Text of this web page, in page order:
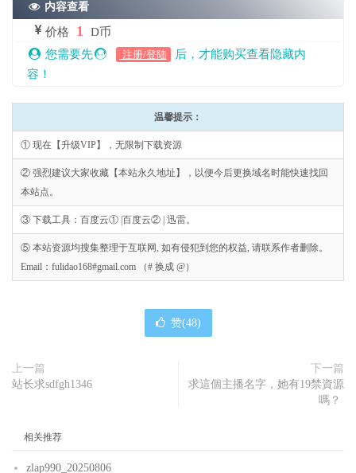
内容查看
价格 1
D币
您需要先
注册/登陆
后，才能购买查看隐藏内
容！
温馨提示：
① 现在【升级VIP】，无限制下载资源
② 强烈建议大家收藏【本站永久地址】，以便今后更换域名时能快速找回
本站点。
③ 下载工具：百度云① |百度云② | 迅雷。
⑤ 本站资源均搜集整理于互联网, 如有侵犯到您的权益, 请联系作者删除。
Email：fulidao168#gmail.com （# 换成 @）
赞(48)
上一篇
站长求sdfgh1346
下一篇
求這個主播名字，她有19禁資源
嗎？
相关推荐
zlap990_20250806